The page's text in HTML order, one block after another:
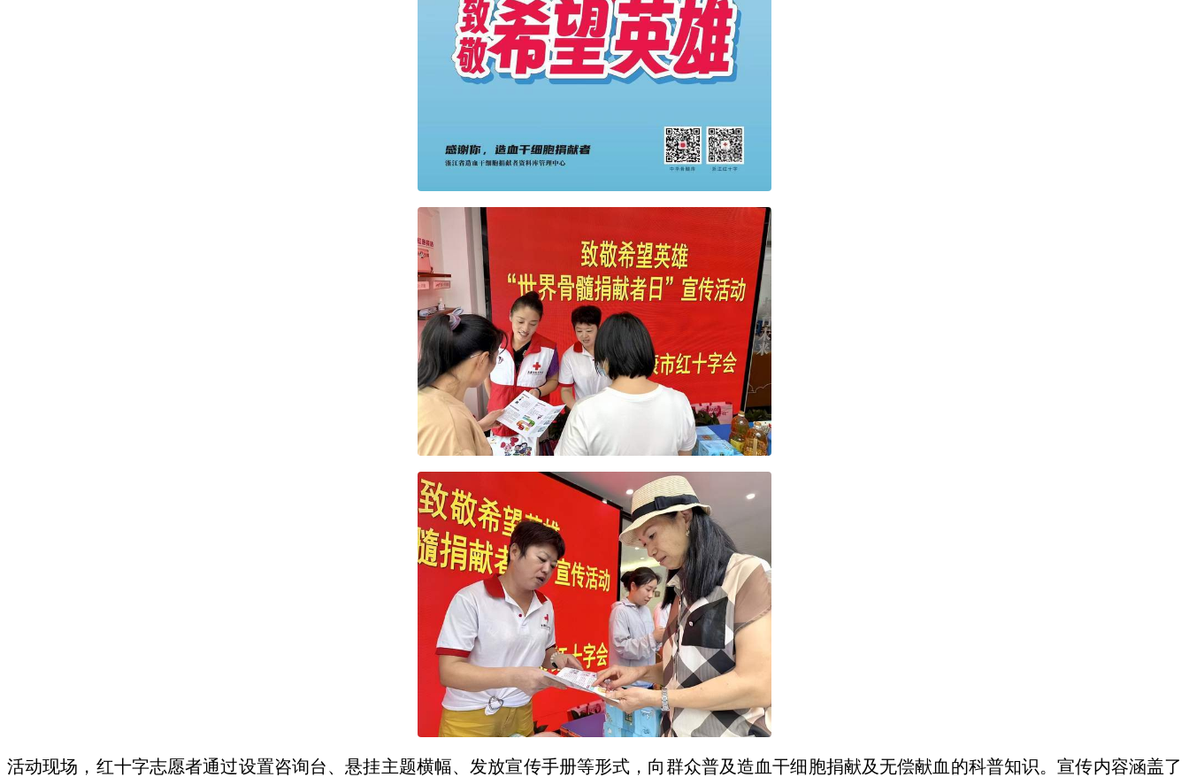
活动现场，红十字志愿者通过设置咨询台、悬挂主题横幅、发放宣传手册等形式，向群众普及造血干细胞捐献及无偿献血的科普知识。宣传内容涵盖了